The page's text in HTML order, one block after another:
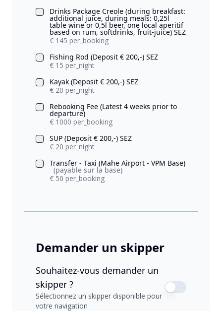
Drinks Package Creole (during breakfast:
additional juice, during meals: 0,25l
table wine or 0,5l beer, one local aperitif
based on rum, softdrinks, fruit-juice) SEZ
€ 145 per_booking
Fishing Rod (Deposit € 200,-) SEZ
€ 15 per_night
Kayak (Deposit € 200,-) SEZ
€ 20 per_night
Rebooking Fee (Latest 4 weeks prior to
departure)
€ 1000 per_booking
SUP (Deposit € 200,-) SEZ
€ 20 per_night
Transfer - Taxi (Mahe Airport - VPM Base)
(payable sur la base)
€ 50 per_booking
Demander un skipper
Souhaitez-vous demander un
skipper ?
Sélectionnez un skipper disponible pour
votre navigation